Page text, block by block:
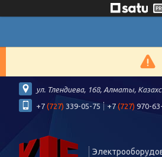
ул. Тлендиева, 168, Алматы,
+7 (727) 339-05-75 +7 (727) 970-